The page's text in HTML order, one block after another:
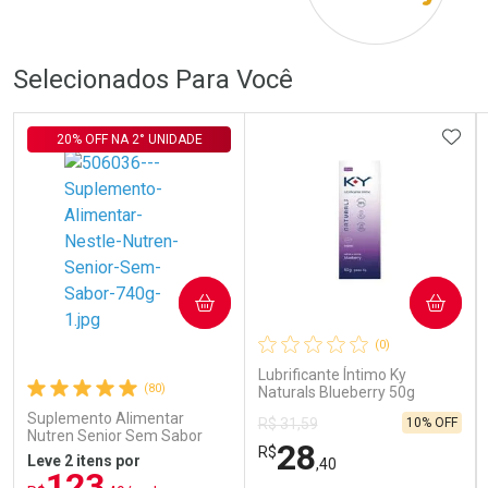
Por R$ 240,00/cada
Por R$ 240,00/cada
Selecionados Para Você
(80)
Suplemento Alimentar
Nutren Senior Sem Sabor
740g
20% OFF NA 2° UNIDADE
Leve 2 itens por
COMPRAR
(0)
Lubrificante Íntimo Ky
Naturals Blueberry 50g
R$ 31,59
R$28,40
10% OFF
COMPRAR